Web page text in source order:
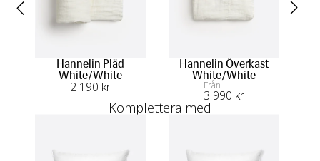
Hannelin Pläd
White/White
2 190 kr
Hannelin Överkast
White/White
Från
3 990 kr
Komplettera med